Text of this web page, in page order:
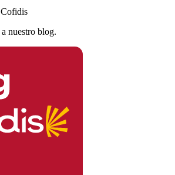
nuestro blog.